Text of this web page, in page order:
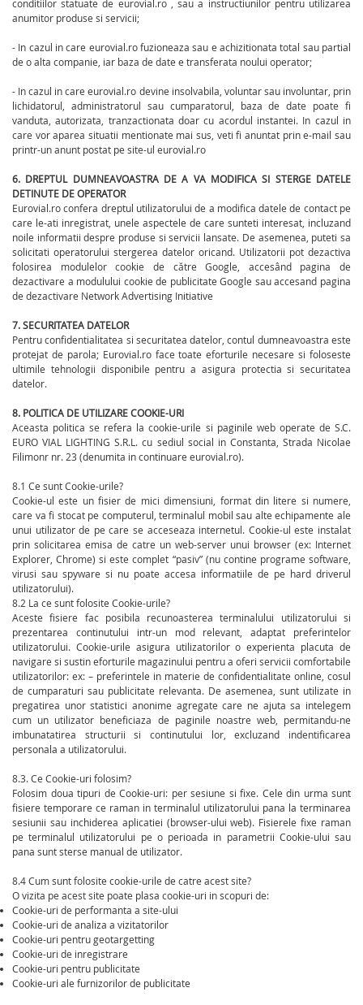
conditiilor statuate de eurovial.ro , sau a instructiunilor pentru utilizarea
anumitor produse si servicii;
- In cazul in care eurovial.ro fuzioneaza sau e achizitionata total sau partial
de o alta companie, iar baza de date e transferata noului operator;
- In cazul in care eurovial.ro devine insolvabila, voluntar sau involuntar, prin
lichidatorul, administratorul sau cumparatorul, baza de date poate fi
vanduta, autorizata, tranzactionata doar cu acordul instantei. In cazul in
care vor aparea situatii mentionate mai sus, veti fi anuntat prin e-mail sau
printr-un anunt postat pe site-ul eurovial.ro
6. DREPTUL DUMNEAVOASTRA DE A VA MODIFICA SI STERGE DATELE
DETINUTE DE OPERATOR
Eurovial.ro confera dreptul utilizatorului de a modifica datele de contact pe
care le-ati inregistrat, unele aspectele de care sunteti interesat, incluzand
noile informatii despre produse si servicii lansate. De asemenea, puteti sa
solicitati operatorului stergerea datelor oricand. Utilizatorii pot dezactiva
folosirea modulelor cookie de către Google, accesând pagina de
dezactivare a modulului cookie de publicitate Google sau accesand pagina
de dezactivare Network Advertising Initiative
7. SECURITATEA DATELOR
Pentru confidentialitatea si securitatea datelor, contul dumneavoastra este
protejat de parola; Eurovial.ro face toate eforturile necesare si foloseste
ultimile tehnologii disponibile pentru a asigura protectia si securitatea
datelor.
8. POLITICA DE UTILIZARE COOKIE-URI
Aceasta politica se refera la cookie-urile si paginile web operate de S.C.
EURO VIAL LIGHTING S.R.L. cu sediul social in Constanta, Strada Nicolae
Filimonr nr. 23 (denumita in continuare eurovial.ro).
8.1 Ce sunt Cookie-urile?
Cookie-ul este un fisier de mici dimensiuni, format din litere si numere,
care va fi stocat pe computerul, terminalul mobil sau alte echipamente ale
unui utilizator de pe care se acceseaza internetul. Cookie-ul este instalat
prin solicitarea emisa de catre un web-server unui browser (ex: Internet
Explorer, Chrome) si este complet “pasiv” (nu contine programe software,
virusi sau spyware si nu poate accesa informatiile de pe hard driverul
utilizatorului).
8.2 La ce sunt folosite Cookie-urile?
Aceste fisiere fac posibila recunoasterea terminalului utilizatorului si
prezentarea continutului intr-un mod relevant, adaptat preferintelor
utilizatorului. Cookie-urile asigura utilizatorilor o experienta placuta de
navigare si sustin eforturile magazinului pentru a oferi servicii comfortabile
utilizatorilor: ex: – preferintele in materie de confidentialitate online, cosul
de cumparaturi sau publicitate relevanta. De asemenea, sunt utilizate in
pregatirea unor statistici anonime agregate care ne ajuta sa intelegem
cum un utilizator beneficiaza de paginile noastre web, permitandu-ne
imbunatatirea structurii si continutului lor, excluzand indentificarea
personala a utilizatorului.
8.3. Ce Cookie-uri folosim?
Folosim doua tipuri de Cookie-uri: per sesiune si fixe. Cele din urma sunt
fisiere temporare ce raman in terminalul utilizatorului pana la terminarea
sesiunii sau inchiderea aplicatiei (browser-ului web). Fisierele fixe raman
pe terminalul utilizatorului pe o perioada in parametrii Cookie-ului sau
pana sunt sterse manual de utilizator.
8.4 Cum sunt folosite cookie-urile de catre acest site?
O vizita pe acest site poate plasa cookie-uri in scopuri de:
Cookie-uri de performanta a site-ului
Cookie-uri de analiza a vizitatorilor
Cookie-uri pentru geotargetting
Cookie-uri de inregistrare
Cookie-uri pentru publicitate
Cookie-uri ale furnizorilor de publicitate